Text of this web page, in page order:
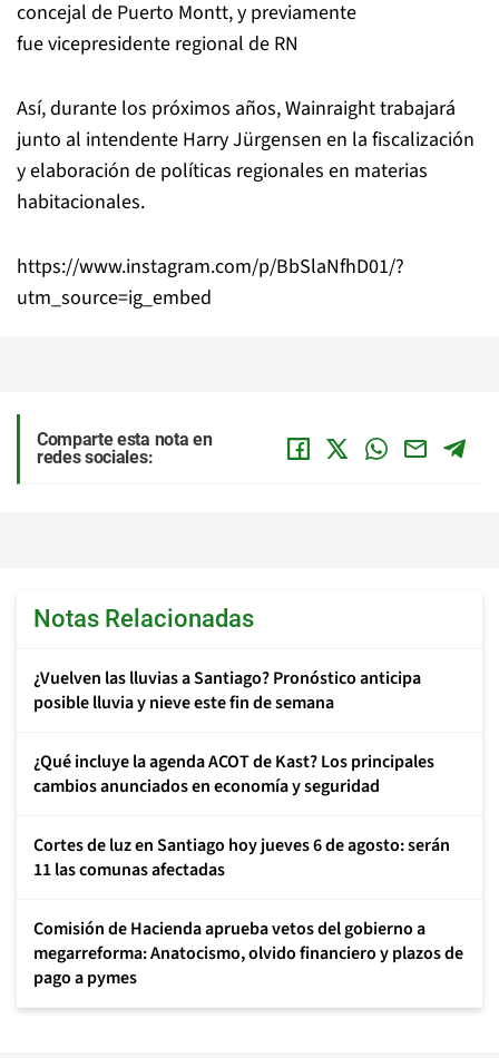
concejal de Puerto Montt, y previamente
fue vicepresidente regional de RN
Así, durante los próximos años, Wainraight trabajará
junto al intendente Harry Jürgensen en la fiscalización
y elaboración de políticas regionales en materias
habitacionales.
https://www.instagram.com/p/BbSlaNfhD01/?
utm_source=ig_embed
Comparte esta nota en
redes sociales:
Notas Relacionadas
¿Vuelven las lluvias a Santiago? Pronóstico anticipa
posible lluvia y nieve este fin de semana
¿Qué incluye la agenda ACOT de Kast? Los principales
cambios anunciados en economía y seguridad
Cortes de luz en Santiago hoy jueves 6 de agosto: serán
11 las comunas afectadas
Comisión de Hacienda aprueba vetos del gobierno a
megarreforma: Anatocismo, olvido financiero y plazos de
pago a pymes